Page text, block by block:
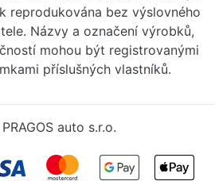
reprodukována bez výslovného
Názvy a označení výrobků,
mohou být registrovanými
příslušných vlastníků.
auto s.r.o.